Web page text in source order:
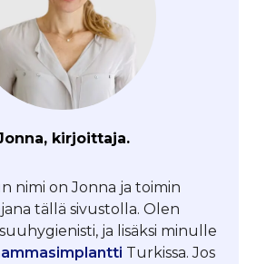
kirjoittaja.
nimi on Jonna ja toimin
tällä sivustolla. Olen
ja lisäksi minulle
Turkissa. Jos